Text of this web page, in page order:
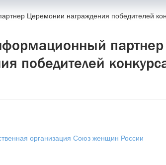
Церемонии награждения победителей
партнер
победителей
организация Союз женщин России